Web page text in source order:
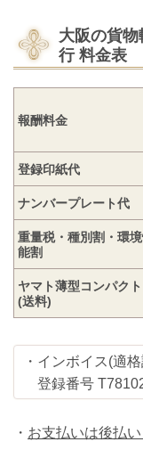
大阪の貨
行 料金表
報酬料金
登録印紙代
ナンバープレート代
重量税・種別割・環
能割
ヤマト薄型コンパクト
(送料)
・インボイス(適
登録番号
・ お支払いは後払い